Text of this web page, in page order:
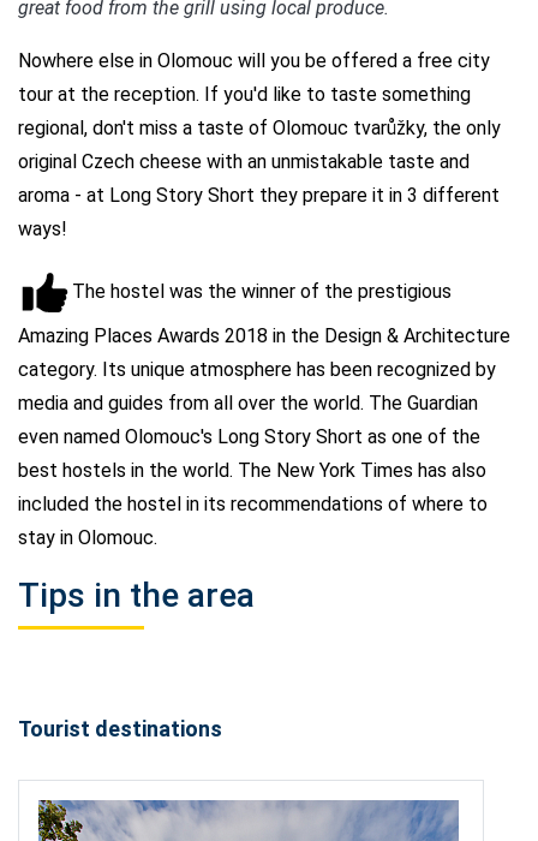
great food from the grill using local produce.
Nowhere else in Olomouc will you be offered a free city
tour at the reception. If you'd like to taste something
regional, don't miss a taste of Olomouc tvarůžky, the only
original Czech cheese with an unmistakable taste and
aroma - at Long Story Short they prepare it in 3 different
ways!
The hostel was the winner of the prestigious
Amazing Places Awards 2018 in the Design & Architecture
category. Its unique atmosphere has been recognized by
media and guides from all over the world. The Guardian
even named Olomouc's Long Story Short as one of the
best hostels in the world. The New York Times has also
included the hostel in its recommendations of where to
stay in Olomouc.
Tips in the area
Tourist destinations